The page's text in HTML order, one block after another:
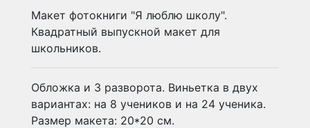
Макет фотокниги "Я люблю школу".
Квадратный выпускной макет для
школьников.
Обложка и 3 разворота. Виньетка в двух
вариантах: на 8 учеников и на 24 ученика.
Размер макета: 20*20 см.